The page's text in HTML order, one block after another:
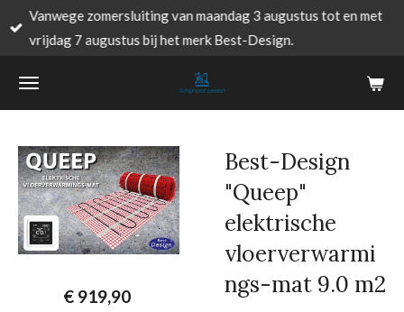
Ga
direct
de
Vanwege zomersluiting van maandag 3 augustus tot en met
vrijdag 7 augustus bij het merk Best-Design.
Best-Design
"Queep"
elektrische
vloerverwarmi
ngs-mat 9.0 m2
€ 919,90